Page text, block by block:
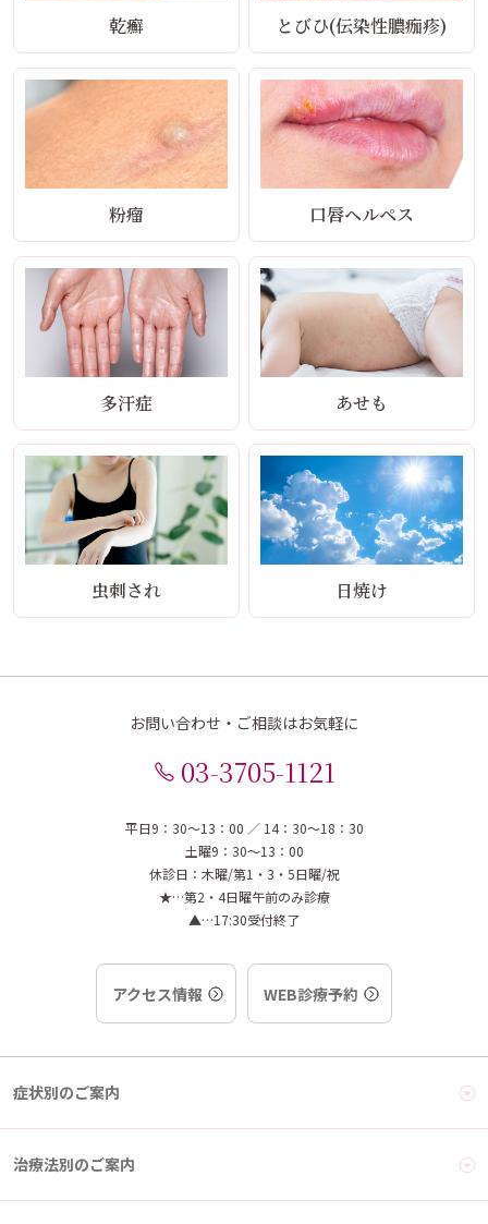
乾癬 とびひ(伝染性膿痂疹)
粉瘤 口唇ヘルペス
多汗症 あせも
虫刺され 日焼け
お問い合わせ・ご相談はお気軽に
03-3705-1121
平日9：30～13：00 ／ 14：30～18：30
土曜9：30～13：00
休診日：木曜/第1・3・5日曜/祝
★…第2・4日曜午前のみ診療
▲…17:30受付終了
アクセス情報 WEB診療予約
症状別のご案内
治療法別のご案内